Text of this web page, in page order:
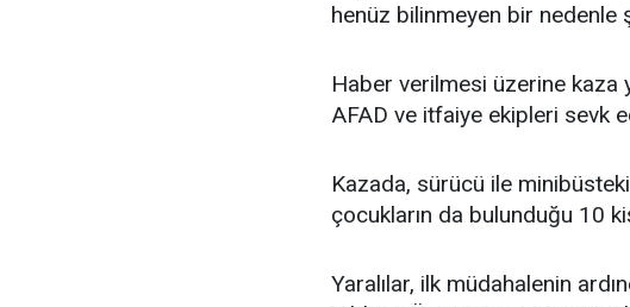
henüz bilinmeyen bir nedenle
Haber verilmesi üzerine kaza
AFAD ve itfaiye ekipleri sevk
Kazada, sürücü ile
çocukların da bulunduğu 10
Yaralılar, ilk müdahalenin